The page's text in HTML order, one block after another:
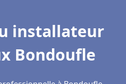
installateur
Bondoufle